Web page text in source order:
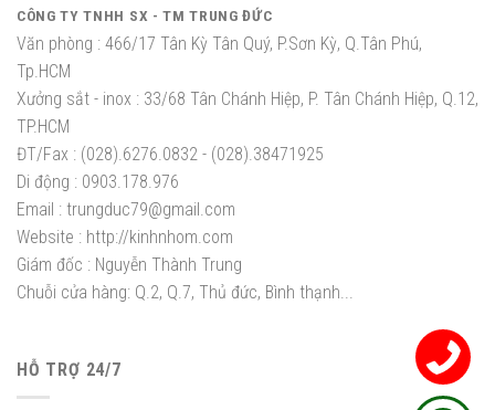
CÔNG TY TNHH SX - TM TRUNG ĐỨC
Văn phòng : 466/17 Tân Kỳ Tân Quý, P.Sơn Kỳ, Q.Tân Phú,
Tp.HCM
Xưởng sắt - inox : 33/68 Tân Chánh Hiệp, P. Tân Chánh Hiệp, Q.12,
TP.HCM
ĐT/Fax : (028).6276.0832 - (028).38471925
Di động : 0903.178.976
Email : trungduc79@gmail.com
Website : http://kinhnhom.com
Giám đốc : Nguyễn Thành Trung
Chuỗi cửa hàng: Q.2, Q.7, Thủ đức, Bình thạnh...
HỖ TRỢ 24/7